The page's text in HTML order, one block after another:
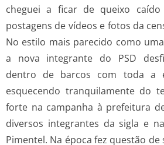
cheguei a ficar de queixo
postagens de vídeos e fotos da
No estilo mais parecido como
a nova integrante do PSD
dentro de barcos com toda a
esquecendo tranquilamente do
forte na campanha à prefeitura
diversos integrantes da sigla e
Pimentel. Na época fez questão